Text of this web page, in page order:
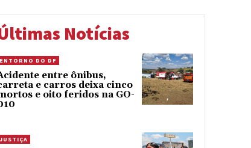
Notícias
ENTORNO DO DF
entre ônibus,
e carros deixa cinco
e oito feridos na GO-
JUSTIÇA